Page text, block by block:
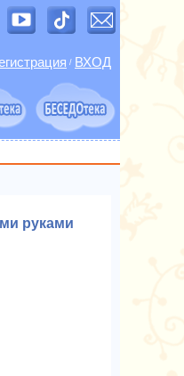
/ ВХОД
руками